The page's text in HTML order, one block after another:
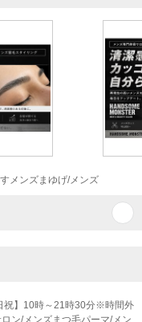
メンズまゆげ/メンズ
祝】10時～21時30分※時間外
ン/メンズまつ毛パーマ/メン